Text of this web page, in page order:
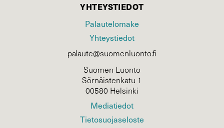
YHTEYSTIEDOT
Palautelomake
Yhteystiedot
palaute@suomenluonto.fi
Suomen Luonto
Sörnäistenkatu 1
00580 Helsinki
Mediatiedot
Tietosuojaseloste